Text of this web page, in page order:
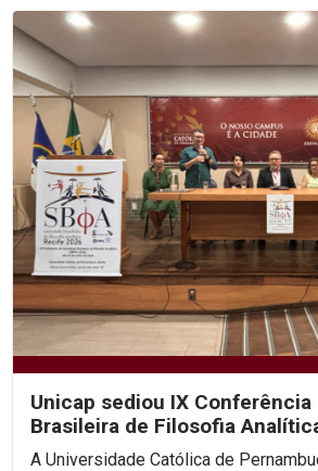
Unicap sediou IX Conferência
Brasileira de Filosofia
A Universidade Católica de